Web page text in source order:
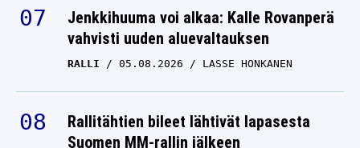
Jenkkihuuma voi alkaa: Kalle Rovanperä
vahvisti uuden aluevaltauksen
RALLI 05.08.2026 LASSE HONKANEN
Rallitähtien bileet lähtivät lapasesta
Suomen MM-rallin jälkeen